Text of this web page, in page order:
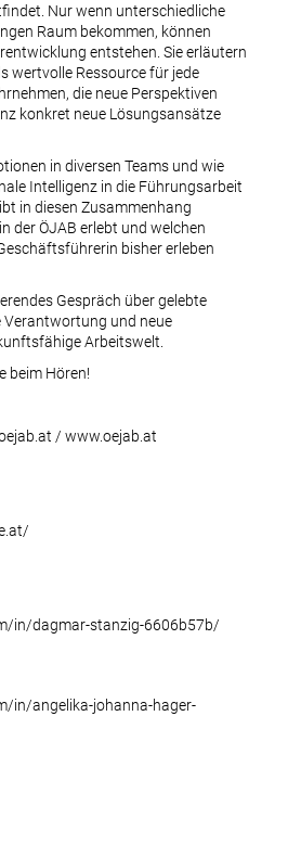
Nur wenn unterschiedliche
Raum bekommen, können
entstehen. Sie erläutern
wertvolle Ressource für jede
die neue Perspektiven
konkret neue Lösungsansätze
in diversen Teams und wie
Intelligenz in die Führungsarbeit
in diesen Zusammenhang
der ÖJAB erlebt und welchen
bisher erleben
Gespräch über gelebte
und neue
Arbeitswelt.
beim Hören!
/www.oejab.at
in/dagmar-stanzig-6606b57b/
in/angelika-johanna-hager-